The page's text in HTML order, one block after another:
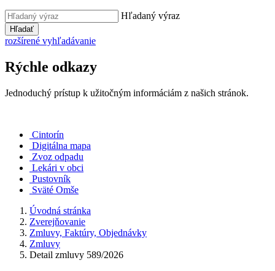
Hľadaný výraz
Hľadať
rozšírené vyhľadávanie
Rýchle odkazy
Jednoduchý prístup k užitočným informáciám z našich stránok.
Cintorín
Digitálna mapa
Zvoz odpadu
Lekári v obci
Pustovník
Sväté Omše
Úvodná stránka
Zverejňovanie
Zmluvy, Faktúry, Objednávky
Zmluvy
Detail zmluvy 589/2026